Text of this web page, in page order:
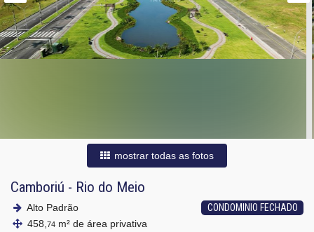
mostrar todas as fotos
Camboriú - Rio do Meio
CONDOMINIO FECHADO
Alto Padrão
458, 74 m² de área privativa